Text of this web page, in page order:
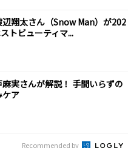
辺翔太さん（Snow Man）が202
トビューティマ...
実さんが解説！ 手間いらずの
ケア
Recommended by